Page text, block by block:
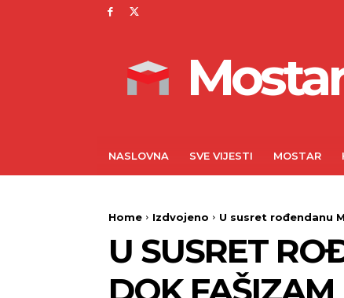
NASLOVNA SVE VIJESTI MOSTAR
Home Izdvojeno U susret rođendanu
U SUSRET
DOK FAŠIZAM